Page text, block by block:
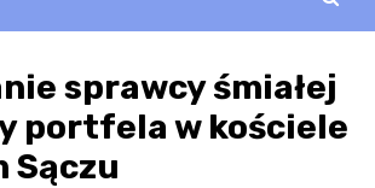
sprawcy śmiałej
portfela w kościele
Sączu